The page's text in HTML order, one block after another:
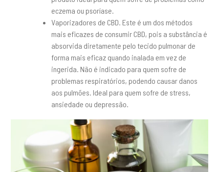
eczema ou psoríase.
Vaporizadores de CBD. Este é um dos métodos
mais eficazes de consumir CBD, pois a substância é
absorvida diretamente pelo tecido pulmonar de
forma mais eficaz quando inalada em vez de
ingerida. Não é indicado para quem sofre de
problemas respiratórios, podendo causar danos
aos pulmões. Ideal para quem sofre de stress,
ansiedade ou depressão.